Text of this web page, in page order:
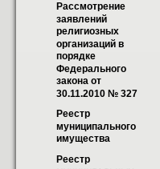
Рассмотрение
заявлений
религиозных
организаций в
порядке
Федерального
закона от
30.11.2010 № 327
Реестр
муниципального
имущества
Реестр